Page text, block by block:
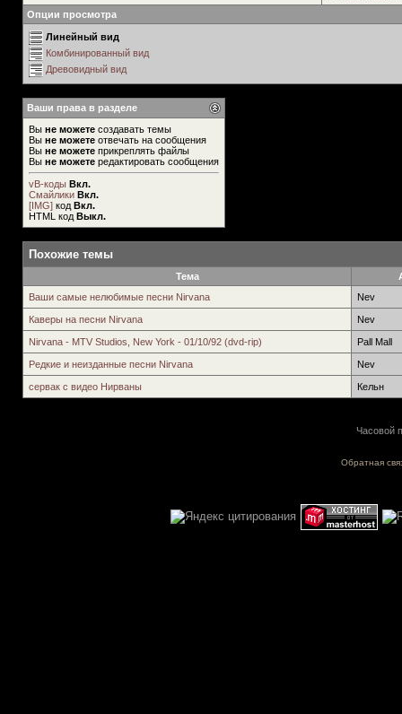
Опции просмотра
Линейный вид
Комбинированный вид
Древовидный вид
Ваши права в разделе
Вы не можете создавать темы
Вы не можете отвечать на сообщения
Вы не можете прикреплять файлы
Вы не можете редактировать сообщения
vB-коды Вкл.
Смайлики Вкл.
[IMG] код Вкл.
HTML код Выкл.
Похожие темы
Тема
Ваши самые нелюбимые песни Nirvana
Nev
Каверы на песни Nirvana Nev
Nirvana - MTV Studios, New York - 01/10/92 (dvd-rip) Pall Mall
Редкие и неизданные песни Nirvana Nev
сервак с видео Нирваны Кельн
Часовой
Обратная